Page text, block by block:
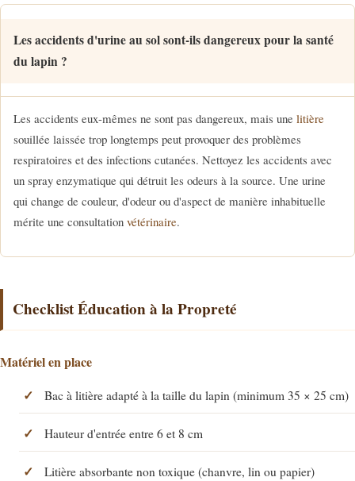
Les accidents d'urine au sol sont-ils dangereux pour la santé
du lapin ?
Les accidents eux-mêmes ne sont pas dangereux, mais une litière
souillée laissée trop longtemps peut provoquer des problèmes
respiratoires et des infections cutanées. Nettoyez les accidents avec
un spray enzymatique qui détruit les odeurs à la source. Une urine
qui change de couleur, d'odeur ou d'aspect de manière inhabituelle
mérite une consultation vétérinaire.
Checklist Éducation à la Propreté
Matériel en place
Bac à litière adapté à la taille du lapin (minimum 35 × 25 cm)
Hauteur d'entrée entre 6 et 8 cm
Litière absorbante non toxique (chanvre, lin ou papier)